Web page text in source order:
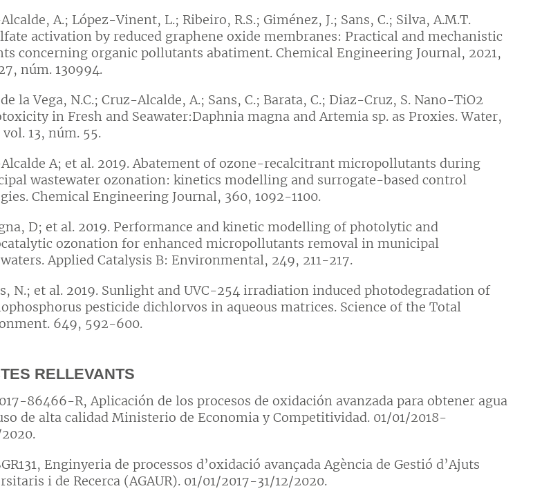
A.; López-Vinent, L.; Ribeiro, R.S.; Giménez, J.; Sans, C.; Silva, A.M.T.
activation by reduced graphene oxide membranes: Practical and mechanistic
concerning organic pollutants abatiment. Chemical Engineering Journal, 2021,
núm. 130994.
la Vega, N.C.; Cruz-Alcalde, A.; Sans, C.; Barata, C.; Diaz-Cruz, S. Nano-TiO2
in Fresh and Seawater:Daphnia magna and Artemia sp. as Proxies. Water,
13, núm. 55.
A; et al. 2019. Abatement of ozone-recalcitrant micropollutants during
wastewater ozonation: kinetics modelling and surrogate-based control
Chemical Engineering Journal, 360, 1092-1100.
D; et al. 2019. Performance and kinetic modelling of photolytic and
ozonation for enhanced micropollutants removal in municipal
Applied Catalysis B: Environmental, 249, 211-217.
N.; et al. 2019. Sunlight and UVC-254 irradiation induced photodegradation of
pesticide dichlorvos in aqueous matrices. Science of the Total
649, 592-600.
RELLEVANTS
86466-R, Aplicación de los procesos de oxidación avanzada para obtener agua
de alta calidad Ministerio de Economia y Competitividad. 01/01/2018-
Enginyeria de processos d’oxidació avançada Agència de Gestió d’Ajuts
i de Recerca (AGAUR). 01/01/2017-31/12/2020.